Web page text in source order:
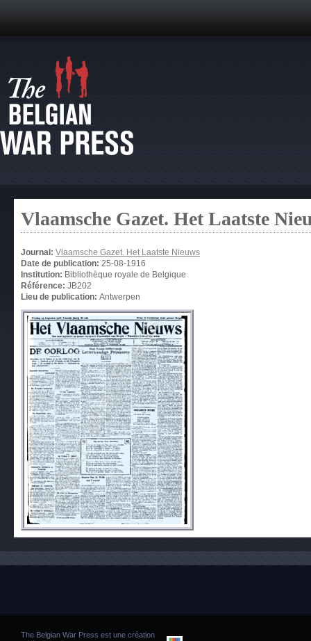
Vlaamsche Gazet. Het Laatste
Journal: Vlaamsche Gazet. Het Laatste Nieuws
Date de publication: 25-08-1916
Institution: Bibliothèque royale de Belgique
Référence: JB202
Lieu de publication: Antwerpen
The Belgian War Press est une création